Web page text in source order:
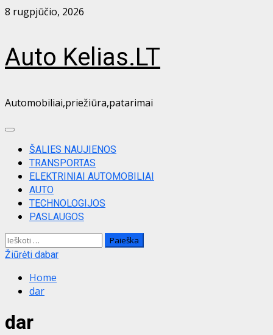
Skip
8 rugpjūčio, 2026
Auto Kelias.LT
Automobiliai,priežiūra,patarimai
Primary
MenuŠALIES NAUJIENOS
TRANSPORTAS
ELEKTRINIAI AUTOMOBILIAI
AUTO
TECHNOLOGIJOS
PASLAUGOS
Ieškoti:
Žiūrėti dabar
Home
dar
dar